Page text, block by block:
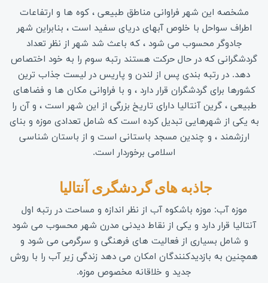
مشخصه این شهر فراوانی مناطق طبیعی ، کوه ها و ارتفاعات
اطراف سواحل با خلوص آبهای دریای سفید است ، بنابراین شهر
جادوگر محسوب می شود ، که باعث شد شهر از نظر تعداد
گردشگرانی که در حال حرکت هستند رتبه سوم را به خود اختصاص
دهد. در رتبه بندی پس از لندن و پاریس در لیست جذاب ترین
کشورها برای گردشگران قرار دارد ، و با فراوانی مکان ها و فضاهای
طبیعی ، گرین آنتالیا دارای تاریخ بزرگی از این شهر است ، و آن را
به یکی از شهرهایی تبدیل کرده است که شامل تعدادی موزه و بنای
ارزشمند ، و چندین مسجد باستانی است و از باستان شناسی
اسلامی برخوردار است.
جاذبه های گردشگری آنتالیا
موزه آب: موزه باشکوه آب از نظر اندازه و مساحت در رتبه اول
آنتالیا قرار دارد و یکی از نقاط دیدنی مدرن شهر محسوب می شود
و شامل بسیاری از فعالیت های فرهنگی و سرگرمی می شود و
همچنین به بازدیدکنندگان امکان می دهد زندگی زیر آب را با روش
جدید و خلاقانه مخصوص موزه.